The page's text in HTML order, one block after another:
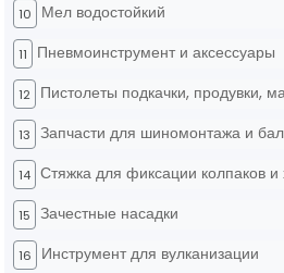
10 Мел водостойкий
11 Пневмоинструмент и аксессуары
12 Пистолеты подкачки, продувки,
13 Запчасти для шиномонтажа и
14 Стяжка для фиксации колпаков и
15 Зачестные насадки
16 Инструмент для вулканизации